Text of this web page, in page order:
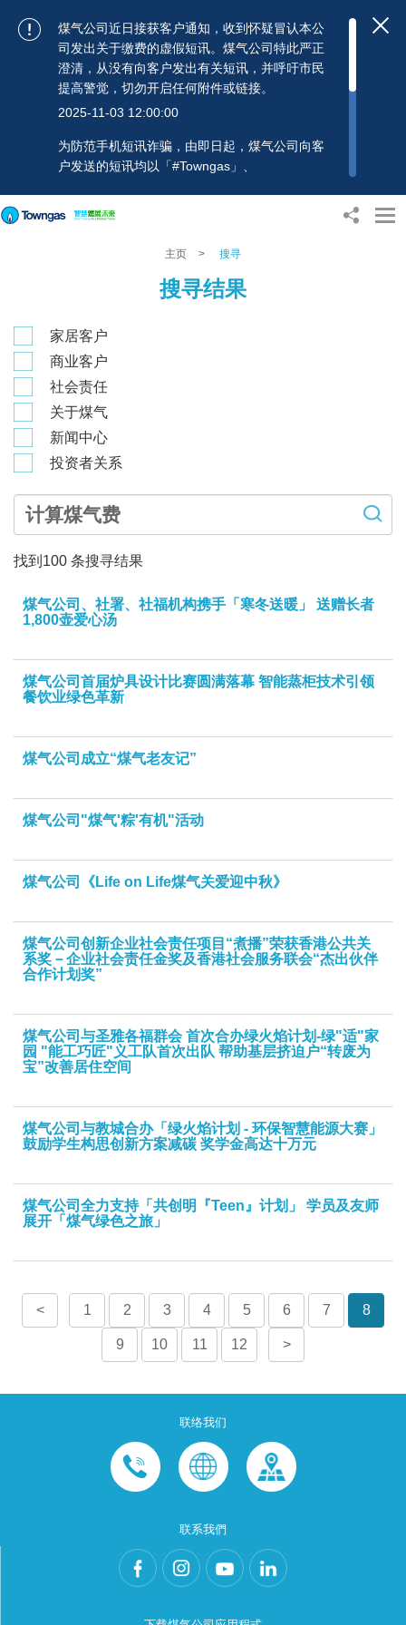
煤气公司近日接获客户通知，收到怀疑冒认本公
司发出关于缴费的虚假短讯。煤气公司特此严正
澄清，从没有向客户发出有关短讯，并呼吁市民
提高警觉，切勿开启任何附件或链接。
2025-11-03 12:00:00
为防范手机短讯诈骗，由即日起，煤气公司向客
户发送的短讯均以「#Towngas」、
启任何可疑附件或连结，并避免向来历不明的发
个人资料，以免蒙受损失。若有任何疑问，可随
邮：towngas.cs@towngas.com 查询。
主页 > 搜寻
搜寻结果
家居客户
商业客户
社会责任
关于煤气
新闻中心
投资者关系
找到 100 条搜寻结果
煤气公司、社署、社福机构携手「寒冬送暖」 送赠长者
1,800壶爱心汤
煤气公司首届炉具设计比赛圆满落幕 智能蒸柜技术引领
餐饮业绿色革新
煤气公司成立“煤气老友记”
煤气公司"煤气'粽'有机"活动
煤气公司《Life on Life煤气关爱迎中秋》
煤气公司创新企业社会责任项目“煮播”荣获香港公共关
系奖－企业社会责任金奖及香港社会服务联会“杰出伙伴
合作计划奖”
煤气公司与圣雅各福群会 首次合办绿火焰计划-绿"适"家
园 "能工巧匠"义工队首次出队 帮助基层挤迫户“转废为
宝”改善居住空间
煤气公司与教城合办「绿火焰计划 - 环保智慧能源大赛」
鼓励学生构思创新方案减碳 奖学金高达十万元
煤气公司全力支持「共创明『Teen』计划」 学员及友师
展开「煤气绿色之旅」
< 1 2 3 4 5 6 7 8
9 10 11 12 >
联络我们
联系我們